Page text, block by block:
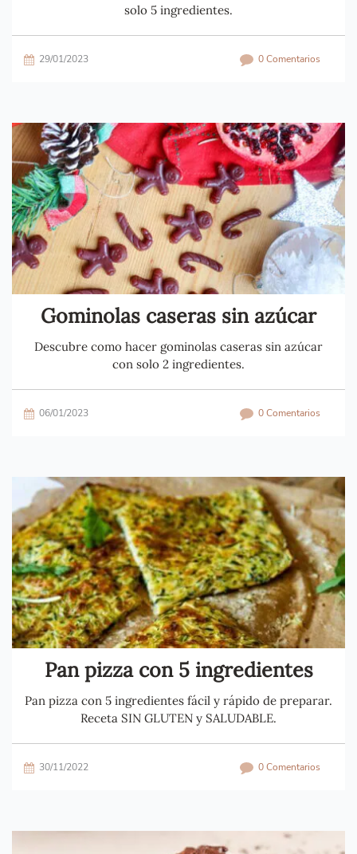
solo 5 ingredientes.
29/01/2023 0 Comentarios
Gominolas caseras sin azúcar
Descubre como hacer gominolas caseras sin azúcar
con solo 2 ingredientes.
06/01/2023 0 Comentarios
Pan pizza con 5 ingredientes
Pan pizza con 5 ingredientes fácil y rápido de preparar.
Receta SIN GLUTEN y SALUDABLE.
30/11/2022 0 Comentarios